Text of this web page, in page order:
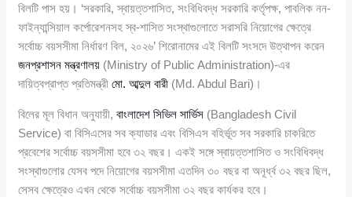
বিলটি পাস হয়। ‘সরকারি, স্বায়ত্তশাসিত, সংবিধিবদ্ধ সরকারি কর্তৃপক্ষ, পাবলিক নন-
ফাইন্যান্সিয়াল কর্পোরেশনসহ স্ব-শাসিত সংস্থাগুলোতে সরাসরি নিয়োগের ক্ষেত্রে
সর্বোচ্চ বয়সসীমা নির্ধারণ বিল, ২০২৬’ শিরোনামের এই বিলটি সংসদে উত্থাপন করেন
জনপ্রশাসন মন্ত্রণালয় (Ministry of Public Administration)-এর
দায়িত্বপ্রাপ্ত প্রতিমন্ত্রীমো. আব্দুল বারী (Md. Abdul Bari)।
বিলের মূল বিধান অনুযায়ী,বাংলাদেশ সিভিল সার্ভিস (Bangladesh Civil
Service) বা বিসিএসের সব ক্যাডার এবং বিসিএস বহির্ভূত সব সরকারি চাকরিতে
প্রবেশের সর্বোচ্চ বয়সসীমা হবে ৩২ বছর। একই সঙ্গে স্বায়ত্তশাসিত ও সংবিধিবদ্ধ
সংস্থাগুলোর যেসব পদে নিয়োগের বয়সসীমা এতদিন ৩০ বছর বা অনূর্ধ্ব ৩২ বছর ছিল,
সেসব ক্ষেত্রেও এখন থেকে সর্বোচ্চ বয়সসীমা ৩২ বছর কার্যকর হবে।